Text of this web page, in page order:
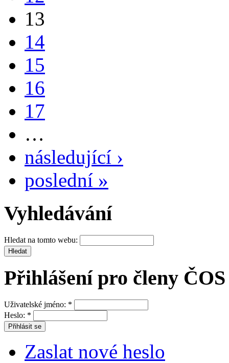
13
14
15
16
17
…
následující ›
poslední »
Vyhledávání
Hledat na tomto webu:
Přihlášení pro členy ČOS
Uživatelské jméno: *
Heslo: *
Zaslat nové heslo